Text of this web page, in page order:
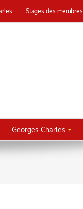
Stages des membres
Georges Charles